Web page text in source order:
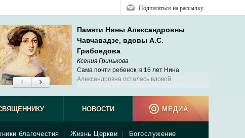
Подписаться на рассылку
Памяти Нины Александровны
Чавчавадзе, вдовы А.С.
Грибоедова
Ксения Гринькова
Сама почти ребенок, в 16 лет Нина
Александровна осталась вдовой,
ребенка.
благочестия Жизнь Церкви Богослужение
НОВОСТИ МЕДИА